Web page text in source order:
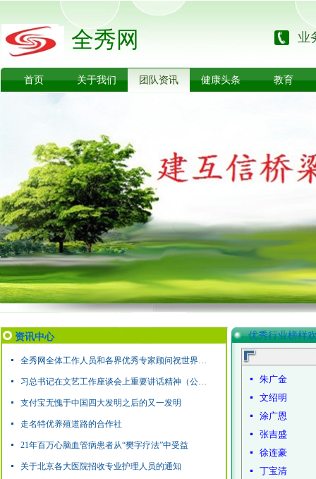
全秀网
首页 关于我们 团队资讯 健康头条 教育
业
资讯中心
넷 全秀网全体工作人员和各界优秀专家顾问祝世界各族人民元旦快乐！阖家幸福！
넷 习总书记在文艺工作座谈会上重要讲话精神（公益）
넷 支付宝无愧于中国四大发明之后的又一发明
넷 走名特优养殖道路的合作社
넷 21年百万心脑血管病患者从“樊字疗法”中受益
넷 关于北京各大医院招收专业护理人员的通知
优秀行业榜样
넷 朱广金
넷 文绍明
넷 涂广恩
넷 张吉盛
넷 徐连豪
넷 丁宝清